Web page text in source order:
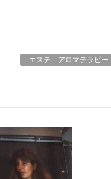
エステ アロマテラピー